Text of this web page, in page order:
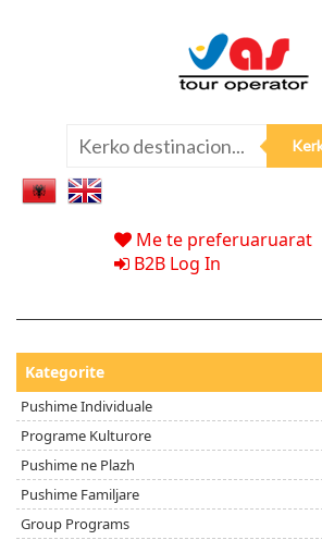
Me te preferuaruarat
B2B Log In
Kategorite
Pushime Individuale
Programe Kulturore
Pushime ne Plazh
Pushime Familjare
Group Programs